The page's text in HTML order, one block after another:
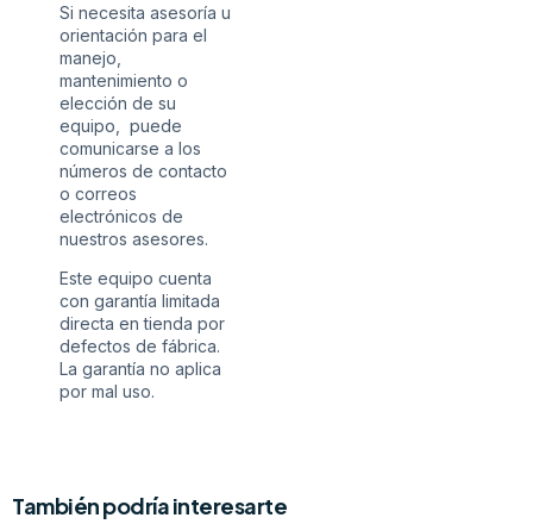
Si necesita asesoría u
orientación para el
manejo,
mantenimiento o
elección de su
equipo, puede
comunicarse a los
números de contacto
o correos
electrónicos de
nuestros asesores.
Este equipo cuenta
con garantía limitada
directa en tienda por
defectos de fábrica.
La garantía no aplica
por mal uso.
También podría interesarte